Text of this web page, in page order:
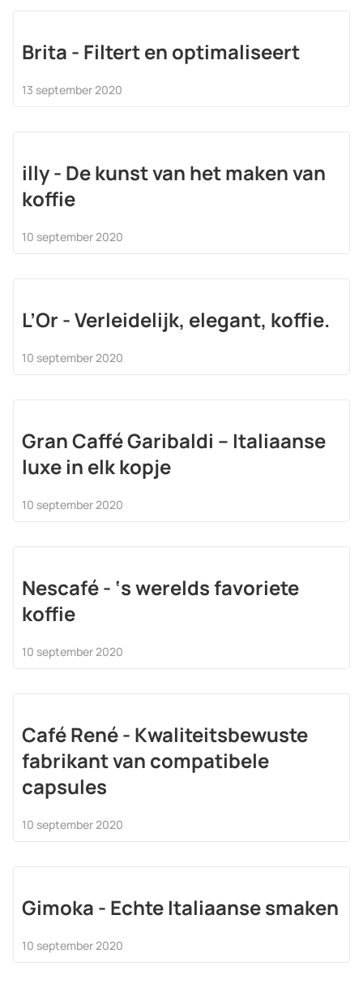
Brita - Filtert en optimaliseert
13 september 2020
illy - De kunst van het maken van
koffie
10 september 2020
L’Or - Verleidelijk, elegant, koffie.
10 september 2020
Gran Caffé Garibaldi – Italiaanse
luxe in elk kopje
10 september 2020
Nescafé - ‘s werelds favoriete
koffie
10 september 2020
Café René - Kwaliteitsbewuste
fabrikant van compatibele
capsules
10 september 2020
Gimoka - Echte Italiaanse smaken
10 september 2020